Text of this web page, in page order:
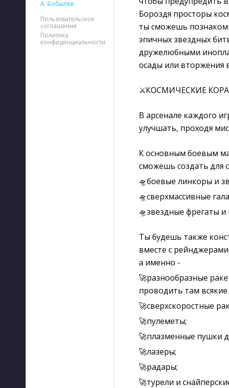
А. Бобылев
Пользовательское
соглашение
Политика
конфиденциальности
Бороздя просторы
ты сможешь
эпичных звездных
дружелюбными
осады или вторжения
⚔КОСМИЧЕСКИЕ
В арсенале каждого
улучшать, проходя
К основным боевым
сможешь создать для
🛸боевые линкоры и
🛸сверхмассивные
🛸звездные фрегаты и
Ты будешь также
вместе с
а именно -
🚀разнообразные
проводить там
🚀сверхскоростные
🚀пулеметы;
🚀плазменные пушки
🚀лазеры;
🚀радары;
🚀турели и